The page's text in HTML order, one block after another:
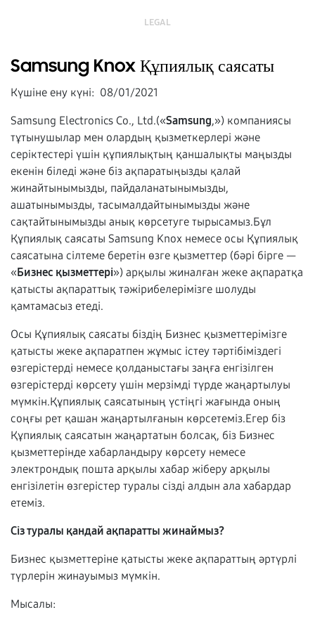
LEGAL
Samsung Knox Құпиялық саясаты
Күшіне ену күні: 08/01/2021
Samsung Electronics Co., Ltd.(«Samsung,») компаниясы
тұтынушылар мен олардың қызметкерлері және
серіктестері үшін құпиялықтың қаншалықты маңызды
екенін біледі және біз ақпаратыңызды қалай
жинайтынымызды, пайдаланатынымызды,
ашатынымызды, тасымалдайтынымызды және
сақтайтынымызды анық көрсетуге тырысамыз.Бұл
Құпиялық саясаты Samsung Knox немесе осы Құпиялық
саясатына сілтеме беретін өзге қызметтер (бәрі бірге —
«Бизнес қызметтері») арқылы жиналған жеке ақпаратқа
қатысты ақпараттық тәжірибелерімізге шолуды
қамтамасыз етеді.
Осы Құпиялық саясаты біздің Бизнес қызметтерімізге
қатысты жеке ақпаратпен жұмыс істеу тәртібіміздегі
өзгерістерді немесе қолданыстағы заңға енгізілген
өзгерістерді көрсету үшін мерзімді түрде жаңартылуы
мүмкін.Құпиялық саясатының үстіңгі жағында оның
соңғы рет қашан жаңартылғанын көрсетеміз.Егер біз
Құпиялық саясатын жаңартатын болсақ, біз Бизнес
қызметтерінде хабарландыру көрсету немесе
электрондық пошта арқылы хабар жіберу арқылы
енгізілетін өзгерістер туралы сізді алдын ала хабардар
етеміз.
Сіз туралы қандай ақпаратты жинаймыз?
Бизнес қызметтеріне қатысты жеке ақпараттың әртүрлі
түрлерін жинауымыз мүмкін.
Мысалы: